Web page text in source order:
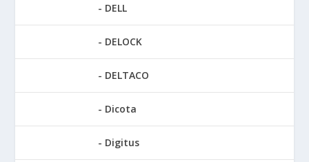
DELL
DELOCK
DELTACO
Dicota
Digitus